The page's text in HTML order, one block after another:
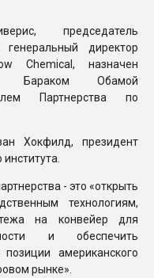
председатель
директор
Chemical, назначен
Бараком Обамой
Партнерства по
Хокфилд, президент
- это «открыть
технологиям,
на конвейер для
и обеспечить
американского
рынке».